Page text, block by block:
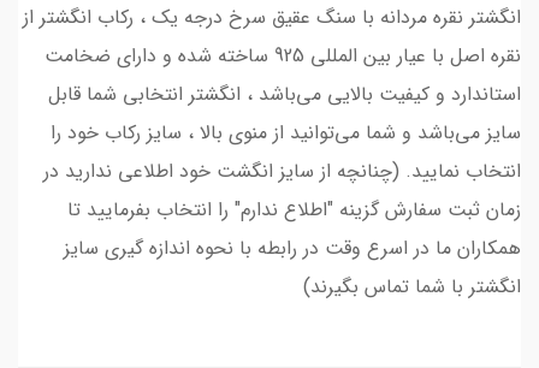
انگشتر نقره مردانه با سنگ عقیق سرخ درجه یک ، رکاب انگشتر از
نقره اصل با عیار بین المللی 925 ساخته شده و دارای ضخامت
استاندارد و کیفیت بالایی می‌باشد ، انگشتر انتخابی شما قابل
سایز می‌باشد و شما می‌توانید از منوی بالا ، سایز رکاب خود را
انتخاب نمایید. (چنانچه از سایز انگشت خود اطلاعی ندارید در
زمان ثبت سفارش گزینه "اطلاع ندارم" را انتخاب بفرمایید تا
همکاران ما در اسرع وقت در رابطه با نحوه اندازه گیری سایز
انگشتر با شما تماس بگیرند)